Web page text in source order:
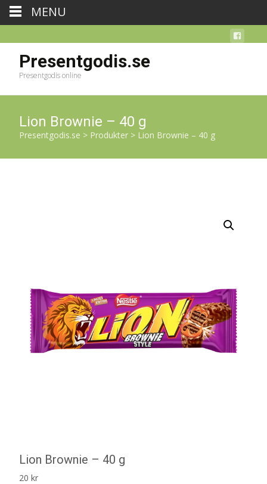
Presentgodis.se
Presentgodis online
Lion Brownie – 40 g
Presentgodis.se > Produkter > Lion Brownie – 40 g
Lion Brownie – 40 g
20 kr
MENU